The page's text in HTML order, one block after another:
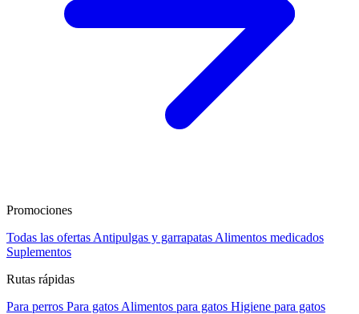
Promociones
Todas las ofertas Antipulgas y garrapatas Alimentos medicados
Suplementos
Rutas rápidas
Para perros Para gatos Alimentos para gatos Higiene para gatos